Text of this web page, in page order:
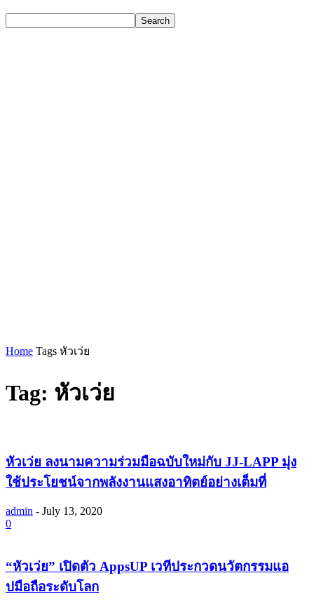
Home Tags หัวเว่ย
Tag: หัวเว่ย
หัวเว่ย ลงนามความร่วมมือฉบับใหม่กับ JJ-LAPP มุ่ง
ใช้ประโยชน์จากพลังงานแสงอาทิตย์อย่างเต็มที่
admin - July 13, 2020
0
“หัวเว่ย” เปิดตัว AppsUP เวทีประกวดนวัตกรรมแอ
ปมือถือระดับโลก